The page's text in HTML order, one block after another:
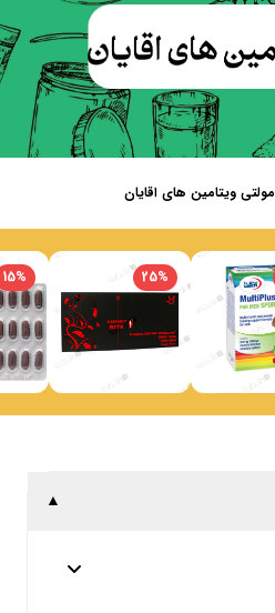
مولتی ویتامین های اقایان
25%
15%
▲